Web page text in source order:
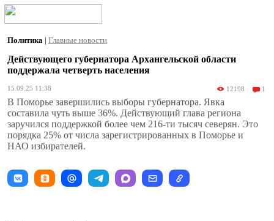
Политика | Главные новости
Действующего губернатора Архангельской области
поддержала четверть населения
15.09.25 11:38 12198 1
В Поморье завершились выборы губернатора. Явка
составила чуть выше 36%. Действующий глава региона
заручился поддержкой более чем 216-ти тысяч северян. Это
порядка 25% от числа зарегистрированных в Поморье и
НАО избирателей.